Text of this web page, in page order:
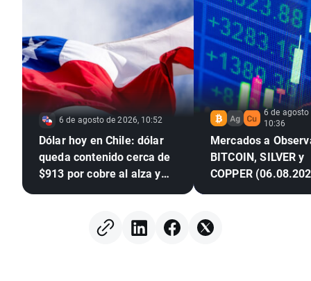
6 de agosto de 2026, 10:52
Dólar hoy en Chile: dólar
queda contenido cerca de
$913 por cobre al alza y
6 de agosto
10:36
Mercados a
BITCOIN, SILVER y
COPPER